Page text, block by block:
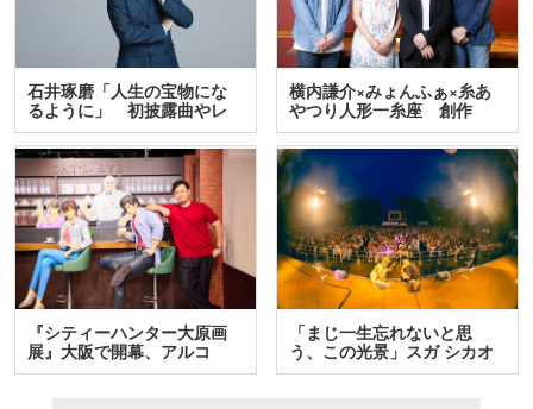
石井琢磨「人生の宝物にな
るように」 初披露曲やレ
ア…
横内謙介×みょんふぁ×糸あ
やつり人形一糸座 創作
人…
『シティーハンター大原画
展』大阪で開幕、アルコ
＆…
「まじ一生忘れないと思
う、この光景」スガ シカオ
と…